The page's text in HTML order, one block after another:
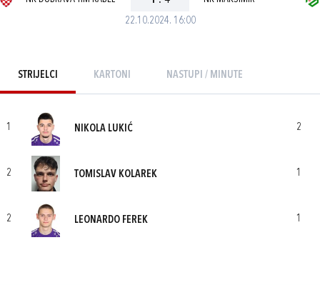
22.10.2024. 16:00
STRIJELCI KARTONI NASTUPI / MINUTE
1 NIKOLA LUKIĆ 2
2 TOMISLAV KOLAREK 1
2 LEONARDO FEREK 1